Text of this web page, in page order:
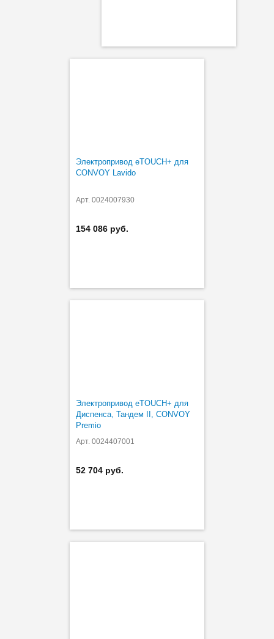
Электропривод eTOUCH+ для
CONVOY Lavido
Арт. 0024007930
154 086 руб.
Электропривод eTOUCH+ для
Диспенса, Тандем II, CONVOY
Premio
Арт. 0024407001
52 704 руб.